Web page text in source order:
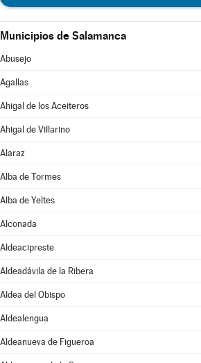
Municipios de Salamanca
Abusejo
Agallas
Ahigal de los Aceiteros
Ahigal de Villarino
Alaraz
Alba de Tormes
Alba de Yeltes
Alconada
Aldeacipreste
Aldeadávila de la Ribera
Aldea del Obispo
Aldealengua
Aldeanueva de Figueroa